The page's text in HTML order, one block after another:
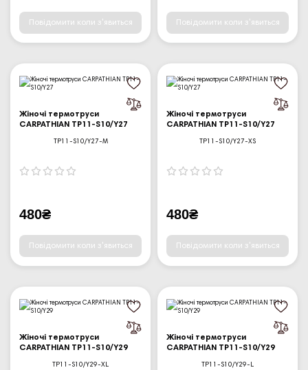
Повідомити коли з'явиться Повідомити коли з'явиться
Жіночі термотруси
CARPATHIAN TP11-S10/Y27
TP11-S10/Y27-M
480₴
Повідомити коли з'явиться
Жіночі термотруси
CARPATHIAN TP11-S10/Y27
TP11-S10/Y27-XS
480₴
Повідомити коли з'явиться
Жіночі термотруси
CARPATHIAN TP11-S10/Y29
TP11-S10/Y29-XL
Жіночі термотруси
CARPATHIAN TP11-S10/Y29
TP11-S10/Y29-L